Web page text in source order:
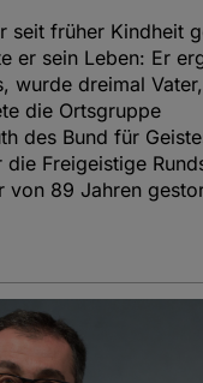
seit früher Kindheit
er sein Leben: Er
wurde dreimal
die Ortsgruppe
des Bund für
Freigeistige
von 89 Jahren